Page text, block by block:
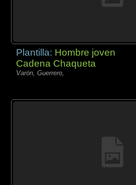
Plantilla: Hombre joven
Cadena Chaqueta
Varón, Guerrero,